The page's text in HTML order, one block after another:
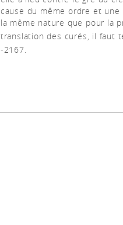
cause du même ordre et
la même nature que pour la
translation des curés, il faut
-2167.